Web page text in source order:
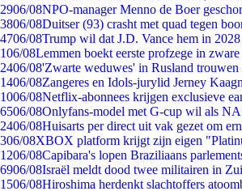
2906/08NPO-manager Menno de Boer
3806/08Duitser (93) crasht met quad tegen
4706/08Trump wil dat J.D. Vance hem in
106/08Lemmen boekt eerste profzege in
2406/08'Zwarte weduwes' in Rusland
1406/08Zangeres en Idols-jurylid Jerney
1006/08Netflix-abonnees krijgen exclusieve
6506/08Onlyfans-model met G-cup wil als
2406/08Huisarts per direct uit vak gezet om
306/08XBOX platform krijgt zijn eigen
1206/08Capibara's lopen Braziliaans
6906/08Israël meldt dood twee militairen in
1506/08Hiroshima herdenkt slachtoffers